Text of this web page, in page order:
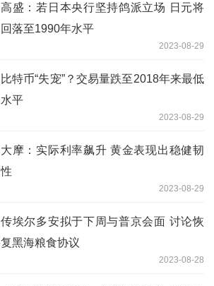
高盛：若日本央行坚持鸽派立场 日元将
回落至1990年水平
2023-08-29
比特币“失宠”？交易量跌至2018年来最低
水平
2023-08-29
大摩：实际利率飙升 黄金表现出稳健韧
性
2023-08-29
传埃尔多安拟于下周与普京会面 讨论恢
复黑海粮食协议
2023-08-28